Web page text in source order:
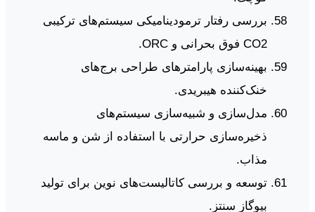
بررسی رفتار ترمودینامیکی سیستم‌های ترکیبی
CO2 فوق بحرانی و ORC.
بهینه‌سازی پارامترهای طراحی برج‌های
خنک‌کننده هیبریدی.
مدل‌سازی و شبیه‌سازی سیستم‌های
ذخیره‌سازی حرارتی با استفاده از شن و ماسه
مذاب.
توسعه و بررسی کاتالیست‌های نوین برای تولید
بیوگاز سنتز.